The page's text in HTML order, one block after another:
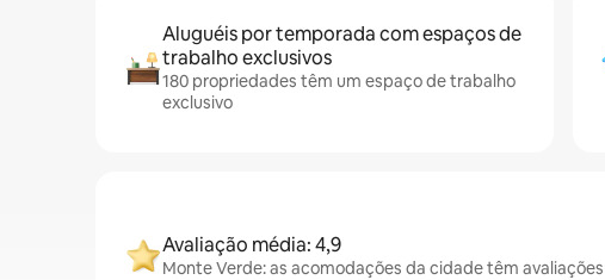
Aluguéis por temporada com espaços de
trabalho exclusivos
180 propriedades têm um espaço de trabalho
exclusivo
Avaliação média: 4,9
Monte Verde: as acomodações da cidade têm